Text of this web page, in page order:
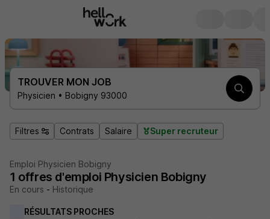
TROUVER MON JOB
Physicien • Bobigny 93000
Filtres Contrats Salaire Super recruteur
Emploi Physicien Bobigny
1 offres d'emploi Physicien Bobigny
En cours - Historique
RÉSULTATS PROCHES